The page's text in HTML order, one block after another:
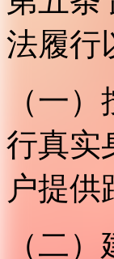
法履行
（一
行真实
户提供
（二